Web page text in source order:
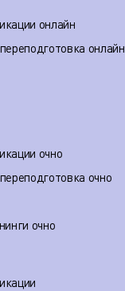
онлайн
онлайн
очно
очно
очно